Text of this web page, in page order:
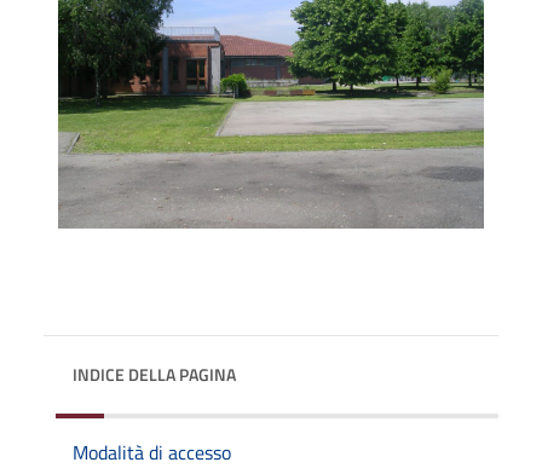
INDICE DELLA PAGINA
Modalità di accesso